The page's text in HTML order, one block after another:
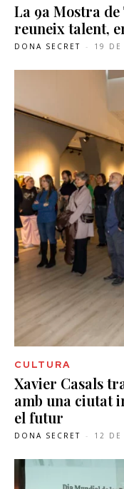
La 9a Mostra de
reuneix talent,
DONA SECRET - 19 DE
CULTURA
Xavier Casals
amb una ciutat
el futur
DONA SECRET - 12 DE